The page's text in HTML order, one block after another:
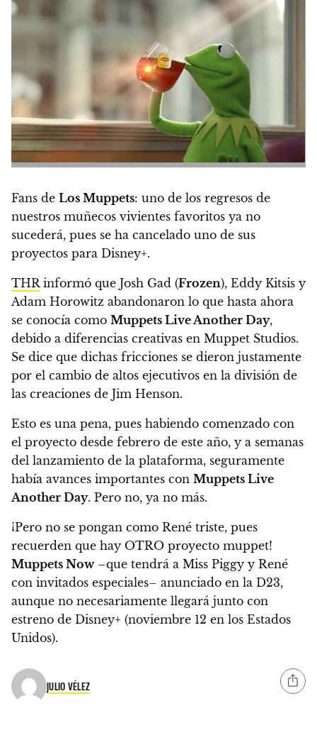
Fans de Los Muppets: uno de los regresos de
nuestros muñecos vivientes favoritos ya no
sucederá, pues se ha cancelado uno de sus
proyectos para Disney+.
THR informó que Josh Gad (Frozen), Eddy Kitsis y
Adam Horowitz abandonaron lo que hasta ahora
se conocía como Muppets Live Another Day,
debido a diferencias creativas en Muppet Studios.
Se dice que dichas fricciones se dieron justamente
por el cambio de altos ejecutivos en la división de
las creaciones de Jim Henson.
Esto es una pena, pues habiendo comenzado con
el proyecto desde febrero de este año, y a semanas
del lanzamiento de la plataforma, seguramente
había avances importantes con Muppets Live
Another Day. Pero no, ya no más.
¡Pero no se pongan como René triste, pues
recuerden que hay OTRO proyecto muppet!
Muppets Now–que tendrá a Miss Piggy y René
con invitados especiales– anunciado en la D23,
aunque no necesariamente llegará junto con
estreno de Disney+ (noviembre 12 en los Estados
Unidos).
JULIO VÉLEZ